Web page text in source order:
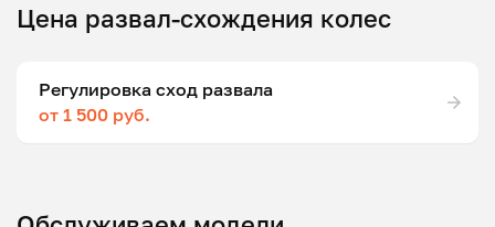
Цена развал-схождения колес
Регулировка сход развала
от 1 500 руб.